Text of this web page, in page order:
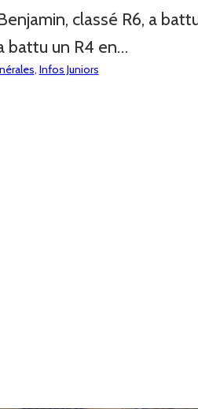
classé R6, a
battu un R4 en…
, Infos Juniors